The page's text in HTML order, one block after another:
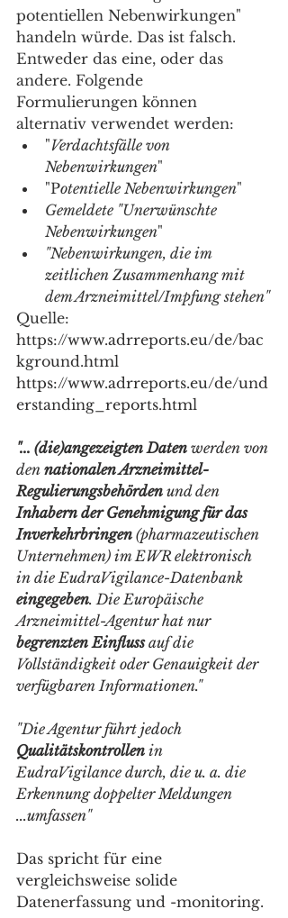
potentiellen Nebenwirkungen"
handeln würde. Das ist falsch.
Entweder das eine, oder das
andere. Folgende
Formulierungen können
alternativ verwendet werden:
"Verdachtsfälle von
Nebenwirkungen"
"Potentielle Nebenwirkungen"
Gemeldete "Unerwünschte
Nebenwirkungen"
"Nebenwirkungen, die im
zeitlichen Zusammenhang mit
dem Arzneimittel/Impfung stehen"
Quelle:
https://www.adrreports.eu/de/bac
kground.html
https://www.adrreports.eu/de/und
erstanding_reports.html
"... (die)angezeigten Daten werden von
den nationalen Arzneimittel-
Regulierungsbehörden und den
Inhabern der Genehmigung für das
Inverkehrbringen (pharmazeutischen
Unternehmen) im EWR elektronisch
in die EudraVigilance-Datenbank
eingegeben. Die Europäische
Arzneimittel-Agentur hat nur
begrenzten Einfluss auf die
Vollständigkeit oder Genauigkeit der
verfügbaren Informationen."
"Die Agentur führt jedoch
Qualitätskontrollen in
EudraVigilance durch, die u. a. die
Erkennung doppelter Meldungen
...umfassen"
Das spricht für eine
vergleichsweise solide
Datenerfassung und -monitoring.